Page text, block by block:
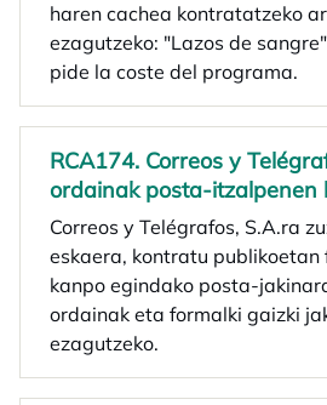
haren cachea kontratatzeko
ezagutzeko: "Lazos de
pide la coste del programa.
RCA174. Correos y
ordainak posta-itzalpenen
Correos y Telégrafos, S.A.ra
eskaera, kontratu
kanpo egindako posta-
ordainak eta formalki gaizki
ezagutzeko.